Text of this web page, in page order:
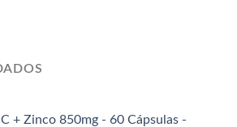
+ Zinco 850mg - 60 Cápsulas -